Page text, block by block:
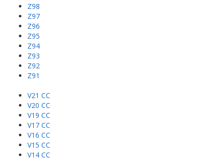
Z98
Z97
Z96
Z95
Z94
Z93
Z92
Z91
V21 CC
V20 CC
V19 CC
V17 CC
V16 CC
V15 CC
V14 CC